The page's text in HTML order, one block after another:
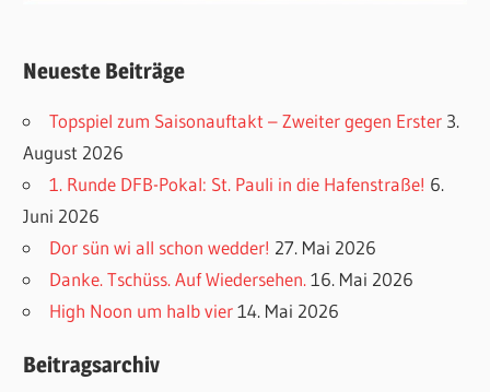
Neueste Beiträge
Topspiel zum Saisonauftakt – Zweiter gegen Erster 3.
August 2026
1. Runde DFB-Pokal: St. Pauli in die Hafenstraße! 6.
Juni 2026
Dor sün wi all schon wedder! 27. Mai 2026
Danke. Tschüss. Auf Wiedersehen. 16. Mai 2026
High Noon um halb vier 14. Mai 2026
Beitragsarchiv